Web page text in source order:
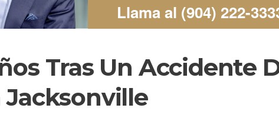
Llama al (904) 222-
Tras Un Accidente